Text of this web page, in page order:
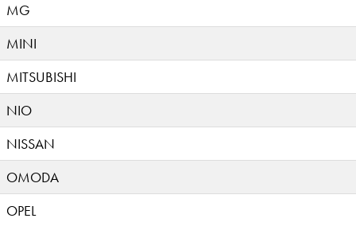
MG
MINI
MITSUBISHI
NIO
NISSAN
OMODA
OPEL